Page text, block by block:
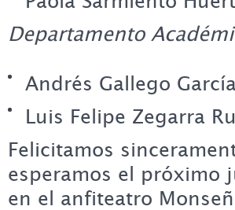
Departamento
Andrés Gallego García
Luis Felipe Zegarra
Felicitamos
esperamos el próximo
en el anfiteatro